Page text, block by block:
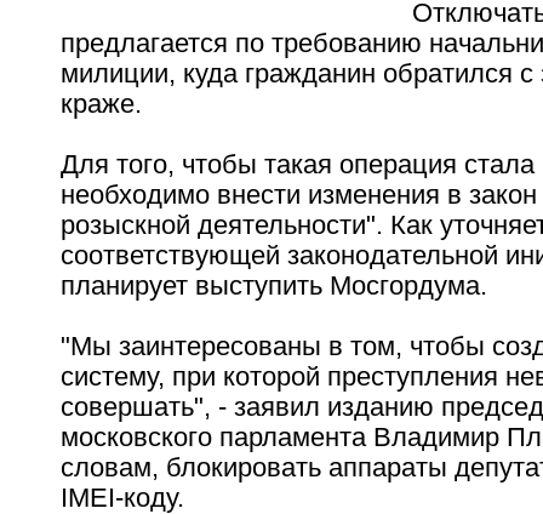
предлагается по требованию
милиции, куда гражданин обратился
краже.
Для того, чтобы такая операция
необходимо внести изменения в
розыскной деятельности". Как
соответствующей законодательной
планирует выступить Мосгордума.
"Мы заинтересованы в том, чтобы
систему, при которой преступления
совершать", - заявил изданию
московского парламента Владимир
словам, блокировать аппараты
IMEI-коду.